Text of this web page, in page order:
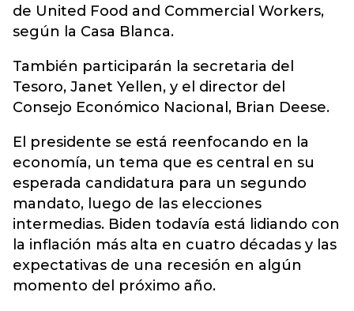
de United Food and Commercial Workers,
según la Casa Blanca.
También participarán la secretaria del
Tesoro, Janet Yellen, y el director del
Consejo Económico Nacional, Brian Deese.
El presidente se está reenfocando en la
economía, un tema que es central en su
esperada candidatura para un segundo
mandato, luego de las elecciones
intermedias. Biden todavía está lidiando con
la inflación más alta en cuatro décadas y las
expectativas de una recesión en algún
momento del próximo año.